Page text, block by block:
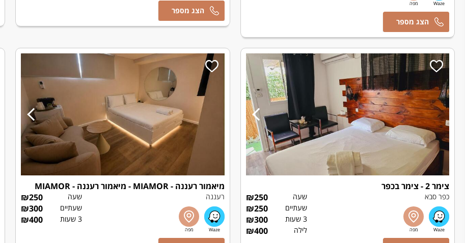
אסף
אמיר
צימר 2 - צימר בכפר
כפר סבא שעה ₪250
שעתיים ₪250
3 שעות ₪300
לילה ₪400
מיאמור רעננה - MIAMOR - מיאמור רעננה - MIAMOR
רעננה שעה ₪250
שעתיים ₪300
3 שעות ₪400